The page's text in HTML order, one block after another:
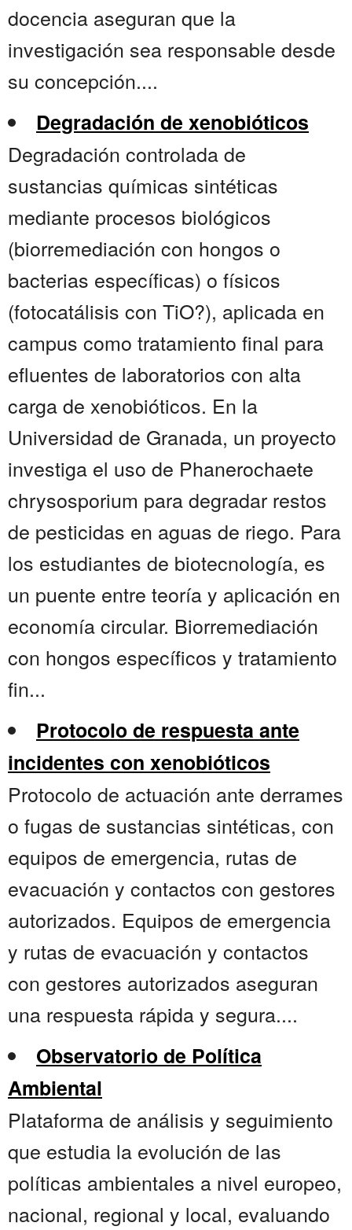
docencia aseguran que la
investigación sea responsable desde
su concepción....
Degradación de xenobióticos
Degradación controlada de
sustancias químicas sintéticas
mediante procesos biológicos
(biorremediación con hongos o
bacterias específicas) o físicos
(fotocatálisis con TiO?), aplicada en
campus como tratamiento final para
efluentes de laboratorios con alta
carga de xenobióticos. En la
Universidad de Granada, un proyecto
investiga el uso de Phanerochaete
chrysosporium para degradar restos
de pesticidas en aguas de riego. Para
los estudiantes de biotecnología, es
un puente entre teoría y aplicación en
economía circular. Biorremediación
con hongos específicos y tratamiento
fin...
Protocolo de respuesta ante
incidentes con xenobióticos
Protocolo de actuación ante derrames
o fugas de sustancias sintéticas, con
equipos de emergencia, rutas de
evacuación y contactos con gestores
autorizados. Equipos de emergencia
y rutas de evacuación y contactos
con gestores autorizados aseguran
una respuesta rápida y segura....
Observatorio de Política
Ambiental
Plataforma de análisis y seguimiento
que estudia la evolución de las
políticas ambientales a nivel europeo,
nacional, regional y local, evaluando